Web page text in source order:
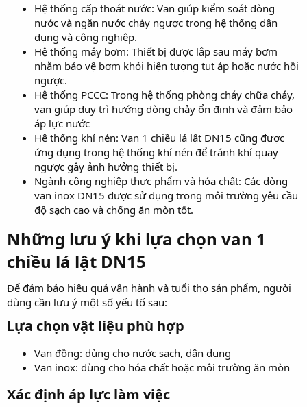
Hệ thống cấp thoát nước: Van giúp kiểm soát dòng
nước và ngăn nước chảy ngược trong hệ thống dân
dụng và công nghiệp.
Hệ thống máy bơm: Thiết bị được lắp sau máy bơm
nhằm bảo vệ bơm khỏi hiện tượng tụt áp hoặc nước hồi
ngược.
Hệ thống PCCC: Trong hệ thống phòng cháy chữa cháy,
van giúp duy trì hướng dòng chảy ổn định và đảm bảo
áp lực nước
Hệ thống khí nén: Van 1 chiều lá lật DN15 cũng được
ứng dụng trong hệ thống khí nén để tránh khí quay
ngược gây ảnh hưởng thiết bị.
Ngành công nghiệp thực phẩm và hóa chất: Các dòng
van inox DN15 được sử dụng trong môi trường yêu cầu
độ sạch cao và chống ăn mòn tốt.
Những lưu ý khi lựa chọn van 1
chiều lá lật DN15​
Để đảm bảo hiệu quả vận hành và tuổi thọ sản phẩm, người
dùng cần lưu ý một số yếu tố sau:
Lựa chọn vật liệu phù hợp​
Van đồng: dùng cho nước sạch, dân dụng
Van inox: dùng cho hóa chất hoặc môi trường ăn mòn
Xác định áp lực làm việc​